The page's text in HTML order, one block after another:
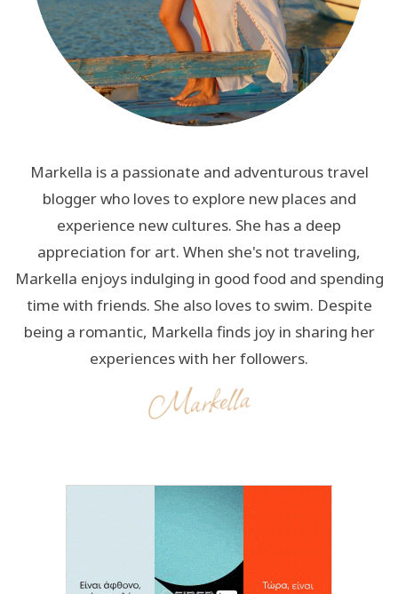
Markella is a passionate and adventurous travel
blogger who loves to explore new places and
experience new cultures. She has a deep
appreciation for art. When she's not traveling,
Markella enjoys indulging in good food and spending
time with friends. She also loves to swim. Despite
being a romantic, Markella finds joy in sharing her
experiences with her followers.